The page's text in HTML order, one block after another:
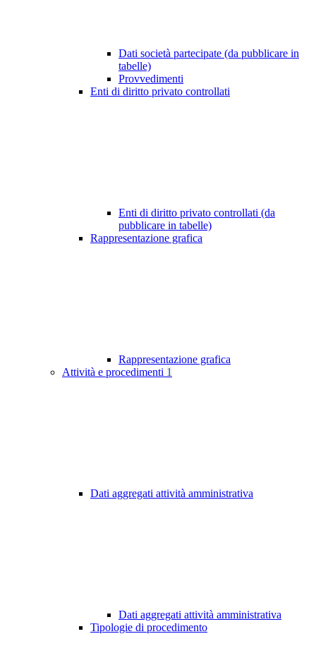
Dati società partecipate (da pubblicare in
tabelle)
Provvedimenti
Enti di diritto privato controllati
Enti di diritto privato controllati (da
pubblicare in tabelle)
Rappresentazione grafica
Rappresentazione grafica
Attività e procedimenti 1
Dati aggregati attività amministrativa
Dati aggregati attività amministrativa
Tipologie di procedimento